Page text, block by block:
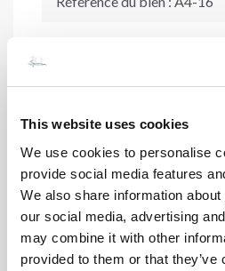
This website uses cookies
We use cookies to personalise
provide social media features
We also share information
our social media, advertising
may combine it with other
provided to them or that